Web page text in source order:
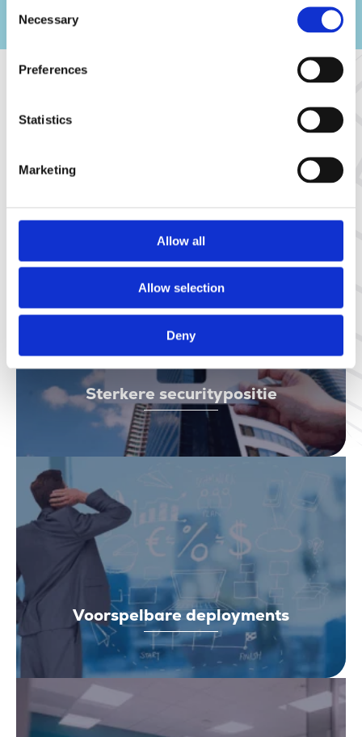
Selection
Necessary
Preferences
Statistics
Marketing
Allow all
Allow selection
Deny
Sterkere securitypositie
Voorspelbare deployments